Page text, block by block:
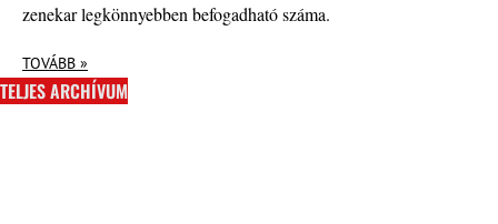
zenekar legkönnyebben befogadható száma.
TOVÁBB »
TELJES ARCHÍVUM